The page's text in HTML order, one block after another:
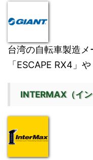
台湾の自転車製造
「ESCAPE RX4」
INTERMAX（イン